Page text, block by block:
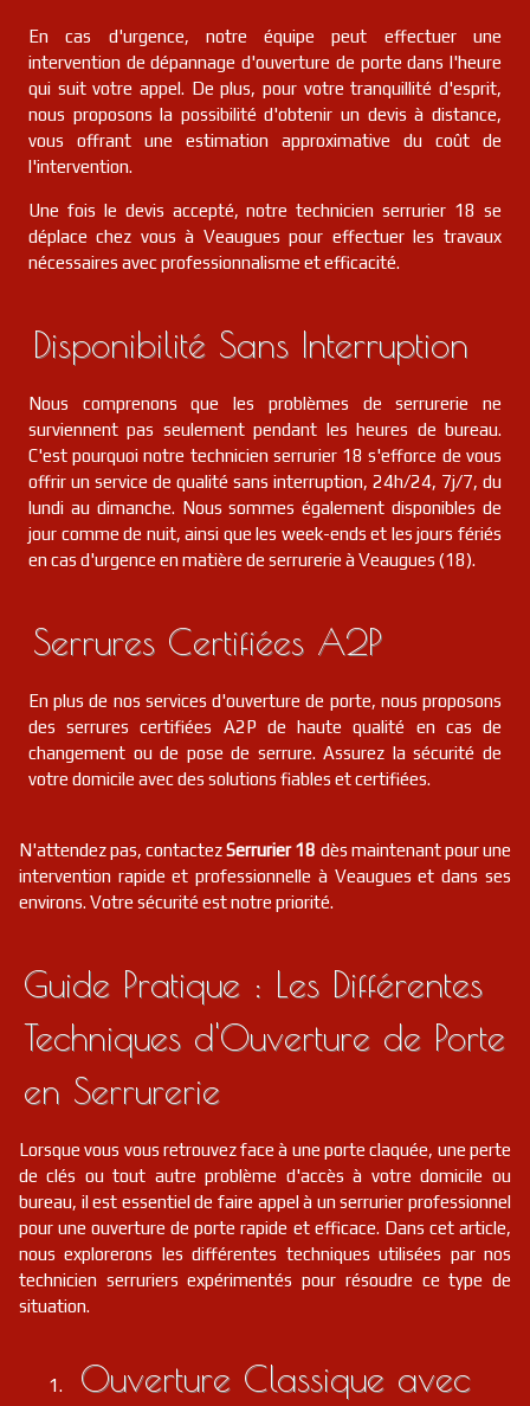
18 Bessais-le-fromental FR 18210
serrurier 18
serrurier 18 Chaumoux-marcilly FR 18140
serrurier 18 Cours-les-barres FR 18320
serrurier 18 La chapelle-saint-ursin
18 Cuffy FR 18150
18 Jouet-sur-l'aubois FR 18320
serrurier 18 Saint-doulchard FR 18230
serrurier 18 Saint-saturnin FR
18 Beddes FR 18370
FR 18240
18 Apremont-sur-allier FR 18150
serrurier 18 Sury-près-léré FR 18240
serrurier 18 Herry FR
serrurier 18 Rians FR 18220
serrurier 18 Vouzeron FR 18330
serrurier 18 Thauvenay FR 18300
serrurier 18 Nérondes FR 18350
En cas d'urgence, notre équipe peut effectuer une
intervention de dépannage d'ouverture de porte dans l'heure
qui suit votre appel. De plus, pour votre tranquillité d'esprit,
nous proposons la possibilité d'obtenir un devis à distance,
vous offrant une estimation approximative du coût de
l'intervention.
Une fois le devis accepté, notre technicien serrurier 18 se
déplace chez vous à Veaugues pour effectuer les travaux
nécessaires avec professionnalisme et efficacité.
Disponibilité Sans Interruption
Nous comprenons que les problèmes de serrurerie ne
surviennent pas seulement pendant les heures de bureau.
C'est pourquoi notre technicien serrurier 18 s'efforce de vous
offrir un service de qualité sans interruption, 24h/24, 7j/7, du
lundi au dimanche. Nous sommes également disponibles de
jour comme de nuit, ainsi que les week-ends et les jours fériés
en cas d'urgence en matière de serrurerie à Veaugues (18).
Serrures Certifiées A2P
En plus de nos services d'ouverture de porte, nous proposons
des serrures certifiées A2P de haute qualité en cas de
changement ou de pose de serrure. Assurez la sécurité de
votre domicile avec des solutions fiables et certifiées.
N'attendez pas, contactezSerrurier 18 dès maintenant pour une
intervention rapide et professionnelle à Veaugues et dans ses
environs. Votre sécurité est notre priorité.
Guide Pratique : Les Différentes
Techniques d'Ouverture de Porte
en Serrurerie
Lorsque vous vous retrouvez face à une porte claquée, une perte
de clés ou tout autre problème d'accès à votre domicile ou
bureau, il est essentiel de faire appel à un serrurier professionnel
pour une ouverture de porte rapide et efficace. Dans cet article,
nous explorerons les différentes techniques utilisées par nos
technicien serruriers expérimentés pour résoudre ce type de
situation.
Ouverture Classique avec